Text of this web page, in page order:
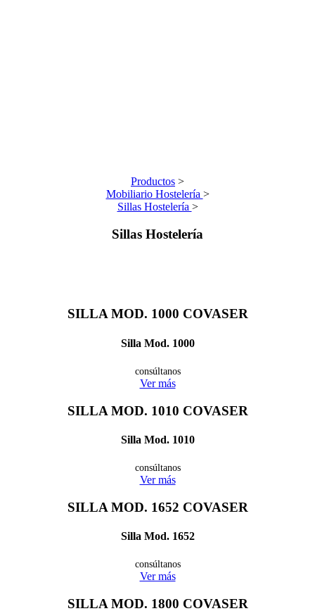
Productos >
Mobiliario Hostelería >
Sillas Hostelería >
Sillas Hostelería
SILLA MOD. 1000 COVASER
Silla Mod. 1000
consúltanos
Ver más
SILLA MOD. 1010 COVASER
Silla Mod. 1010
consúltanos
Ver más
SILLA MOD. 1652 COVASER
Silla Mod. 1652
consúltanos
Ver más
SILLA MOD. 1800 COVASER